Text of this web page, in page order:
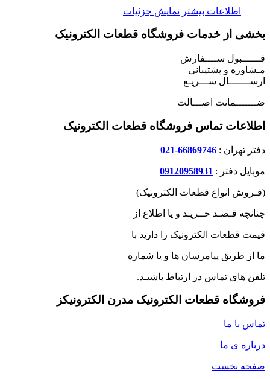
اطلاعات بیشتر نمایش جزئیات
بخشی از خدمات فروشگاه قطعات الکترونیک
قــــــبول ســــفارش
مـشاوره و پشتیبانی
ارســـــــال ســـریـع
ضـــــــمانت اصـــالت
اطلاعات تماس فروشگاه قطعات الکترونیک
دفتر تهران : 66869746-021
موبایل دفتر : 09120958931
(فـروش انواع قطعات الکترونیک)
چنانچه قـصـد خــریـد و یا اطلاع از
قیمت قطعات الکترونیک را دارید با
ما از طریق پیامرسان ها و یا شماره
تلفن های تماس در ارتباط باشیـد.
فروشگاه قطعات الکترونیک مدرن الکترونیکز
تماس با ما
درباره ی ما
صفحه نخست